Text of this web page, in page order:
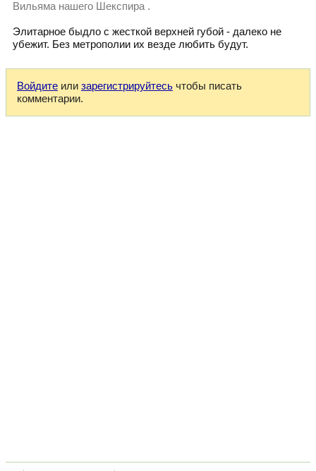
Вильяма нашего Шекспира .
Элитарное быдло с жесткой верхней губой - далеко не
убежит. Без метрополии их везде любить будут.
Войдите или зарегистрируйтесь чтобы писать
комментарии.